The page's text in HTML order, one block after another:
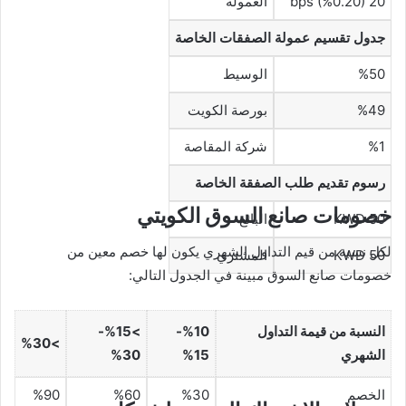
جدول تقسيم عمولة الصفقات الخاصة
%50 الوسيط
%49 بورصة الكويت
%1 شركة المقاصة
رسوم تقديم طلب الصفقة الخاصة
KWD 50 البائع
KWD 50 المشتري
خصومات صانع السوق الكويتي
لكل نسبة من قيم التداول الشهري يكون لها خصم معين من
خصومات صانع السوق مبينة في الجدول التالي:
النسبة من قيمة التداول
الشهري
%10-
%15
>%15-
%30
>%30
الخصم %30
%60
%90